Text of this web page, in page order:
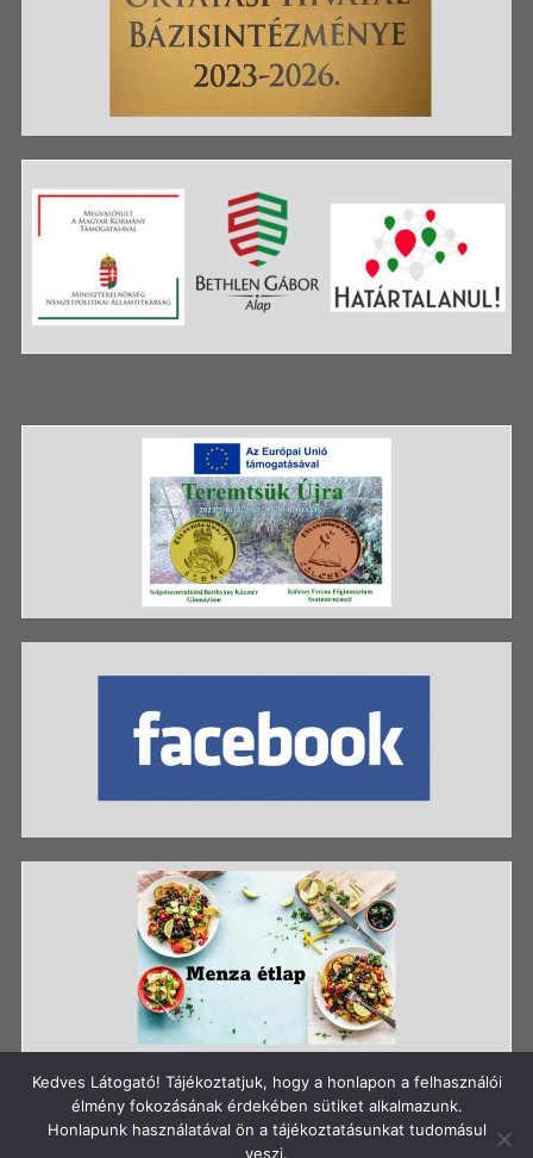
Szerzői jog: Szigetszentmiklósi Batthyány Kázmér
Kedves Látogató! Tájékoztatjuk, hogy a honlapon a felhasználói
élmény fokozásának érdekében sütiket alkalmazunk.
Honlapunk használatával ön a tájékoztatásunkat tudomásul
veszi.